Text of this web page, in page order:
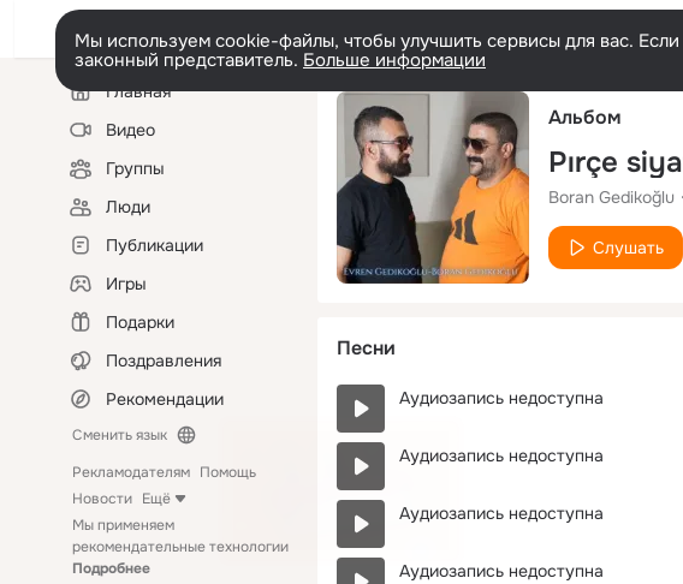
Мы используем cookie-файлы, чтобы улучшить сервисы для вас.
законный представитель. Больше информации
Левая
колонкаГлавная
Видео
Группы
Люди
Публикации
Игры
Подарки
Поздравления
Рекомендации
Сменить язык
Рекламодателям Помощь
Новости Ещё
Мы применяем
рекомендательные технологии
Подробнее
Альбом
Pırçe
Boran Gedikoğlu
Слушать
Песни
Аудиозапись недоступна
Аудиозапись недоступна
Аудиозапись недоступна
Аудиозапись недоступна